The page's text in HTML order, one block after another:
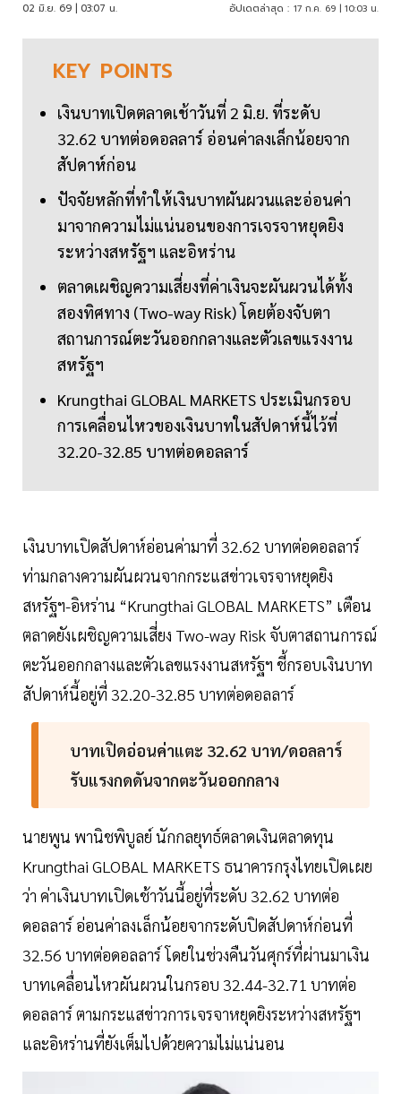
02 มิ.ย. 69 | 03:07 น. อัปเดตล่าสุด : 17 ก.ค. 69 | 10:03 น.
KEY POINTS
เงินบาทเปิดตลาดเช้าวันที่ 2 มิ.ย. ที่ระดับ
32.62 บาทต่อดอลลาร์ อ่อนค่าลงเล็กน้อยจาก
สัปดาห์ก่อน
ปัจจัยหลักที่ทำให้เงินบาทผันผวนและอ่อนค่า
มาจากความไม่แน่นอนของการเจรจาหยุดยิง
ระหว่างสหรัฐฯ และอิหร่าน
ตลาดเผชิญความเสี่ยงที่ค่าเงินจะผันผวนได้ทั้ง
สองทิศทาง (Two-way Risk) โดยต้องจับตา
สถานการณ์ตะวันออกกลางและตัวเลขแรงงาน
สหรัฐฯ
Krungthai GLOBAL MARKETS ประเมินกรอบ
การเคลื่อนไหวของเงินบาทในสัปดาห์นี้ไว้ที่
32.20-32.85 บาทต่อดอลลาร์
เงินบาทเปิดสัปดาห์อ่อนค่ามาที่ 32.62 บาทต่อดอลลาร์
ท่ามกลางความผันผวนจากกระแสข่าวเจรจาหยุดยิง
สหรัฐฯ-อิหร่าน “Krungthai GLOBAL MARKETS” เตือน
ตลาดยังเผชิญความเสี่ยง Two-way Risk จับตาสถานการณ์
ตะวันออกกลางและตัวเลขแรงงานสหรัฐฯ ชี้กรอบเงินบาท
สัปดาห์นี้อยู่ที่ 32.20-32.85 บาทต่อดอลลาร์
บาทเปิดอ่อนค่าแตะ 32.62 บาท/ดอลลาร์
รับแรงกดดันจากตะวันออกกลาง
นายพูน พานิชพิบูลย์ นักกลยุทธ์ตลาดเงินตลาดทุน
Krungthai GLOBAL MARKETS ธนาคารกรุงไทยเปิดเผย
ว่า ค่าเงินบาทเปิดเช้าวันนี้อยู่ที่ระดับ 32.62 บาทต่อ
ดอลลาร์ อ่อนค่าลงเล็กน้อยจากระดับปิดสัปดาห์ก่อนที่
32.56 บาทต่อดอลลาร์ โดยในช่วงคืนวันศุกร์ที่ผ่านมาเงิน
บาทเคลื่อนไหวผันผวนในกรอบ 32.44-32.71 บาทต่อ
ดอลลาร์ ตามกระแสข่าวการเจรจาหยุดยิงระหว่างสหรัฐฯ
และอิหร่านที่ยังเต็มไปด้วยความไม่แน่นอน